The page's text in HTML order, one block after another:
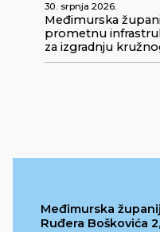
30. srpnja 2026.
Međimurska
prometnu
za izgradnju
Međimurska
Ruđera Boškovića